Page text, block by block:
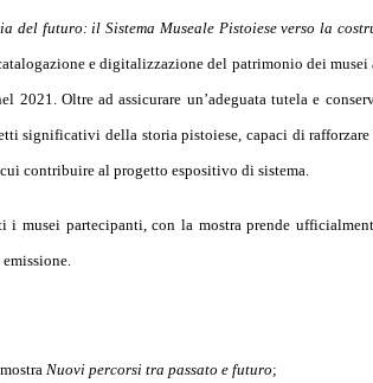
del futuro: il Sistema Museale Pistoiese verso la
e digitalizzazione del patrimonio dei musei
Oltre ad assicurare un’adeguata tutela e
significativi della storia pistoiese, capaci di
contribuire al progetto espositivo di sistema.
musei partecipanti, con la mostra prende
Nuovi percorsi tra passato e futuro;